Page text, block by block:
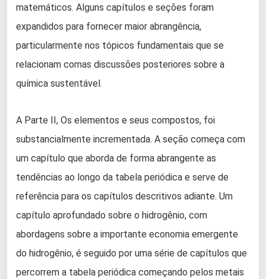
matemáticos. Alguns capítulos e seções foram
expandidos para fornecer maior abrangência,
particularmente nos tópicos fundamentais que se
relacionam comas discussões posteriores sobre a
química sustentável.
A Parte II, Os elementos e seus compostos, foi
substancialmente incrementada. A seção começa com
um capítulo que aborda de forma abrangente as
tendências ao longo da tabela periódica e serve de
referência para os capítulos descritivos adiante. Um
capítulo aprofundado sobre o hidrogênio, com
abordagens sobre a importante economia emergente
do hidrogênio, é seguido por uma série de capítulos que
percorrem a tabela periódica começando pelos metais